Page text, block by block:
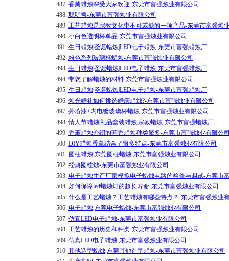
487. 香薰蜡烛深受大家欢迎-东莞市富强烛业有限公司
488. 聪明盖-东莞市富强烛业有限公司
489. 工艺蜡烛是宗教文化中不可或缺的一项产品-东莞市富强烛
490. 小白色透明杯单品-东莞市富强烛业有限公司
491. 生日蜡烛|圣诞蜡烛|LED电子蜡烛-东莞市富强蜡烛厂
492. 粉色系列玻璃杯蜡烛-东莞市富强烛业有限公司
493. 生日蜡烛|圣诞蜡烛|LED电子蜡烛-东莞市富强蜡烛厂
494. 带您了解蜡烛的材料-东莞市富强烛业有限公司
495. 生日蜡烛|圣诞蜡烛|LED电子蜡烛-东莞市富强蜡烛厂
496. 烛光婚礼如何挑选婚庆蜡烛?-东莞市富强烛业有限公司
497. 外喷漆+内电镀玻璃杯蜡烛-东莞市富强烛业有限公司
498.情人节蜡烛|礼品套装蜡烛|宗教蜡烛-东莞市富强蜡烛厂
499. 香薰蜡烛介绍的芳香蜡烛种类繁多-东莞市富强烛业有限公
500. DIY蜡烛香薰结合了很多特点-东莞市富强烛业有限公司
501. 圆柱蜡烛,东莞圆柱蜡烛-东莞市富强烛业有限公司
502. 经典圆柱烛-东莞市富强烛业有限公司
503. 电子蜡烛生产厂家模拟电子蜡烛电路的检修与调试-东莞市
504. 如何保障led蜡烛灯的超长寿命-东莞市富强烛业有限公司
505. 什么是工艺蜡烛？工艺蜡烛有哪些特点？-东莞市富强烛业
506. 电子蜡烛,东莞电子蜡烛-东莞市富强烛业有限公司
507. 仿真LED电子蜡烛-东莞市富强烛业有限公司
508. 工艺蜡烛的历史和种类-东莞市富强烛业有限公司
509. 仿真LED电子蜡烛-东莞市富强烛业有限公司
510. 其他造型蜡烛,东莞其他造型蜡烛-东莞市富强烛业有限公司